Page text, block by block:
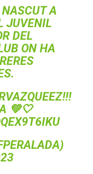
A
JUVENIL
DEL
ON HA
!!!
💚🤍